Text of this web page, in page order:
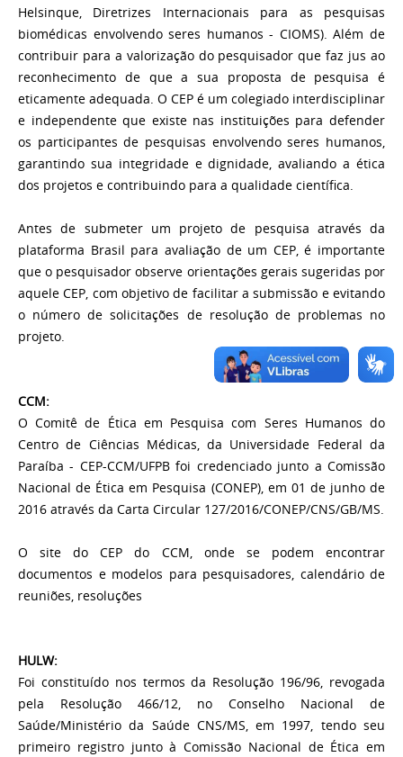
Helsinque, Diretrizes Internacionais para as pesquisas
biomédicas envolvendo seres humanos - CIOMS). Além de
contribuir para a valorização do pesquisador que faz jus ao
reconhecimento de que a sua proposta de pesquisa é
eticamente adequada. O CEP é um colegiado interdisciplinar
e independente que existe nas instituições para defender
os participantes de pesquisas envolvendo seres humanos,
garantindo sua integridade e dignidade, avaliando a ética
dos projetos e contribuindo para a qualidade científica.
Antes de submeter um projeto de pesquisa através da
plataforma Brasil para avaliação de um CEP, é importante
que o pesquisador observe orientações gerais sugeridas por
aquele CEP, com objetivo de facilitar a submissão e evitando
o número de solicitações de resolução de problemas no
projeto.
CCM:
O Comitê de Ética em Pesquisa com Seres Humanos do
Centro de Ciências Médicas, da Universidade Federal da
Paraíba - CEP-CCM/UFPB foi credenciado junto a Comissão
Nacional de Ética em Pesquisa (CONEP), em 01 de junho de
2016 através da Carta Circular 127/2016/CONEP/CNS/GB/MS.
O site do CEP do CCM, onde se podem encontrar
documentos e modelos para pesquisadores, calendário de
reuniões, resoluções
HULW:
Foi constituído nos termos da Resolução 196/96, revogada
pela Resolução 466/12, no Conselho Nacional de
Saúde/Ministério da Saúde CNS/MS, em 1997, tendo seu
primeiro registro junto à Comissão Nacional de Ética em